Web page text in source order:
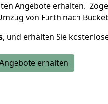
Angebote erhalten.
von Fürth nach
, und erhalten Sie
erhalten